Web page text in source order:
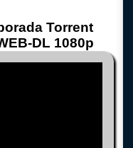
Torrent
DL 1080p